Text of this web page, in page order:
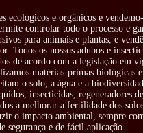
CULTIVOS Y
ecológicos e orgânicos e
controlar todo o processo e
para animais e plantas, e
Todos os nossos adubos e
de acordo com a legislação em
matérias-primas biológicas e
o solo, a água e a
insecticidas, regeneradores
a melhorar a fertilidade dos
o impacto ambiental, sempre
segurança e de fácil aplicação.